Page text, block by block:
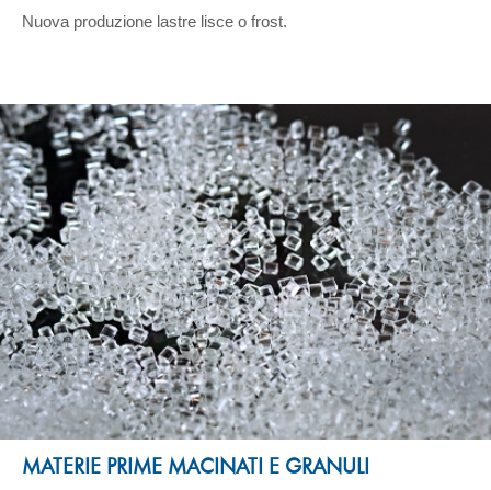
Nuova produzione lastre lisce o frost.
MATERIE PRIME MACINATI E GRANULI